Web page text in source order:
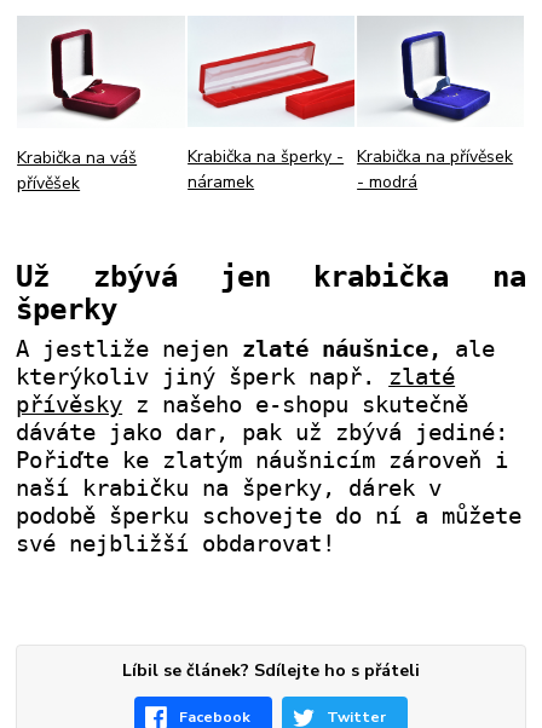
Krabička na váš
přívěšek
Krabička na šperky -
náramek
Krabička na přívěsek
- modrá
Už zbývá jen krabička na
šperky
A jestliže nejen zlaté náušnice,
ale
kterýkoliv jiný šperk např. zlaté
přívěsky z našeho e-shopu skutečně
dáváte jako dar, pak už zbývá jediné:
Pořiďte ke zlatým náušnicím zároveň i
naší krabičku na šperky, dárek v
podobě šperku schovejte do ní a můžete
své nejbližší obdarovat!
Líbil se článek? Sdílejte ho s přáteli
Facebook Twitter